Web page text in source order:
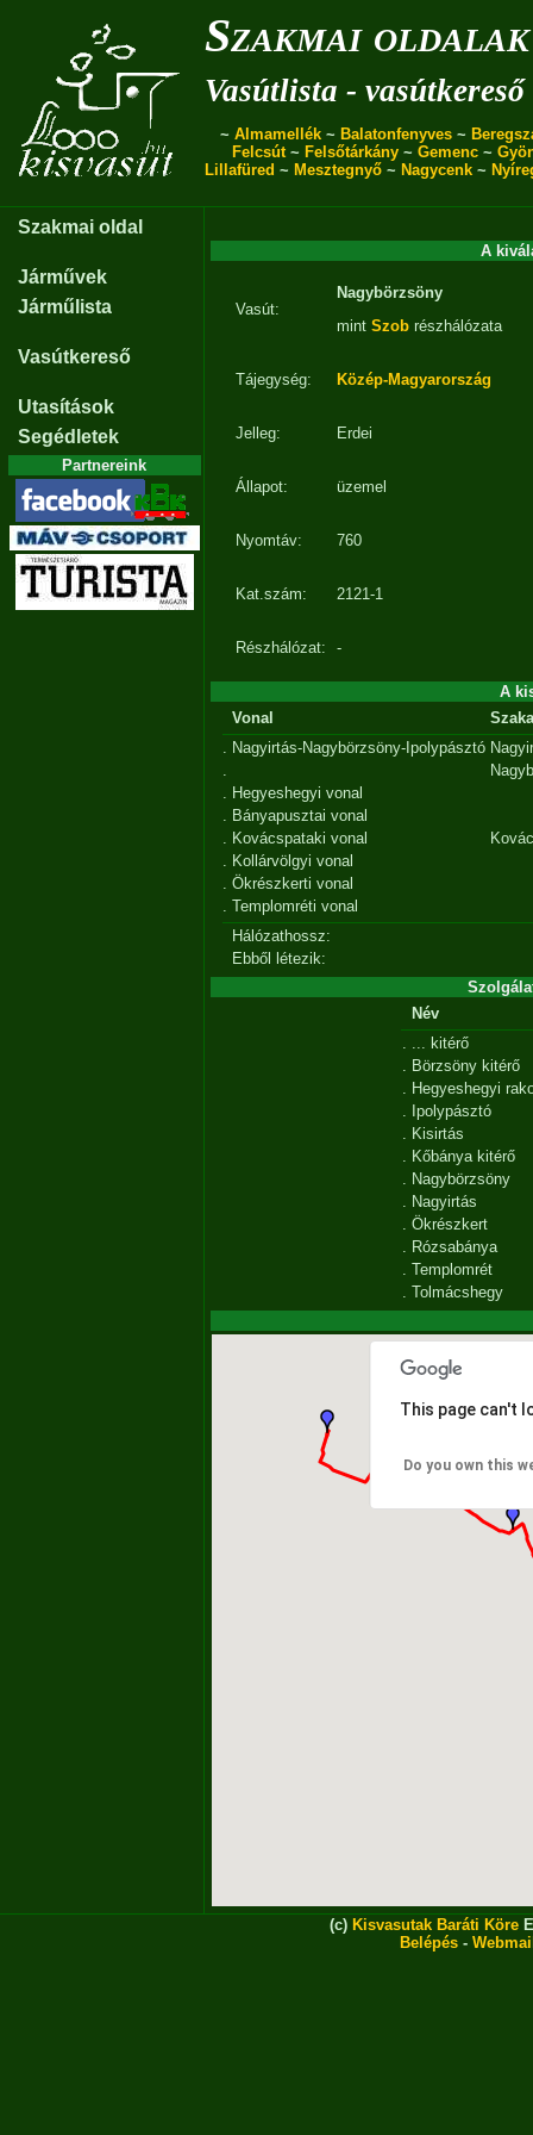
Szakmai oldalak
Vasútlista - vasútkereső
~ Almamellék ~ Balatonfenyves ~
Felcsút~ Felsőtárkány ~ Gemenc ~
Lillafüred ~ Mesztegnyő ~ Nagycenk ~
Szakmai oldal
Járművek
Járműlista
Vasútkereső
Utasítások
Segédletek
Partnereink
A
Vasút:
Nagybörzsöny
mint Szob részhálózata
Tájegység: Közép-Magyarország
Jelleg: Erdei
Állapot: üzemel
Nyomtáv: 760
Kat.szám: 2121-1
Részhálózat: -
A
Vonal
. Nagyirtás-Nagybörzsöny-Ipolypásztó
.
. Hegyeshegyi vonal
. Bányapusztai vonal
. Kovácspataki vonal
. Kollárvölgyi vonal
. Ökrészkerti vonal
. Templomréti vonal
Hálózathossz:
Ebből létezik:
Név
. ... kitérő
. Börzsöny kitérő
. Hegyeshegyi
. Ipolypásztó
. Kisirtás
. Kőbánya kitérő
. Nagybörzsöny
. Nagyirtás
. Ökrészkert
. Rózsabánya
. Templomrét
. Tolmácshegy
This page can't
Do you own this
(c) Kisvasutak Baráti Köre
Belépés -